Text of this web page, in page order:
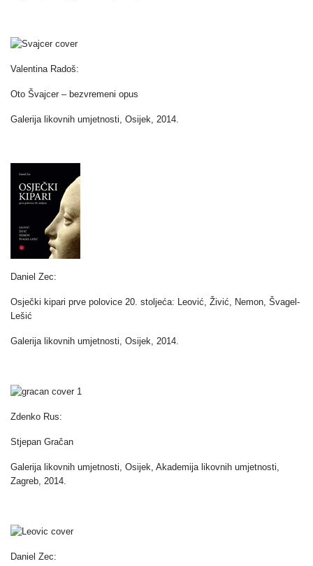
Valentina Radoš:
Oto Švajcer – bezvremeni opus
Galerija likovnih umjetnosti, Osijek, 2014.
Daniel Zec:
Osječki kipari prve polovice 20. stoljeća: Leović, Živić, Nemon, Švagel-
Lešić
Galerija likovnih umjetnosti, Osijek, 2014.
Zdenko Rus:
Stjepan Gračan
Galerija likovnih umjetnosti, Osijek, Akademija likovnih umjetnosti,
Zagreb, 2014.
Daniel Zec: